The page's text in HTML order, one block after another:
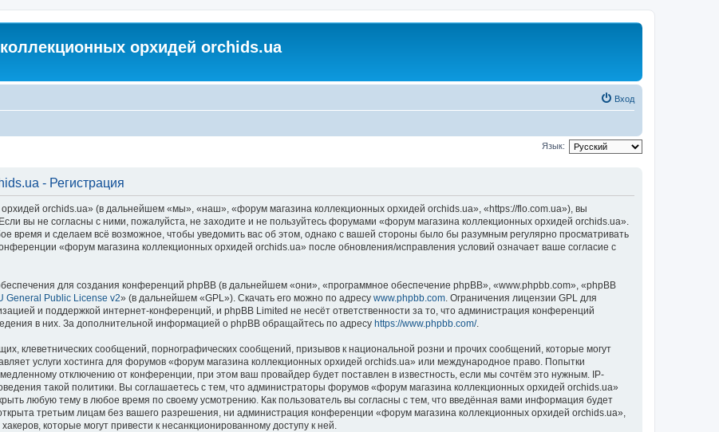
орхидей orchids.ua
Вход
Язык:
- Регистрация
orchids.ua» (в дальнейшем «мы», «наш», «форум магазина коллекционных орхидей orchids.ua», «https://flo.com.ua»), вы
вы не согласны с ними, пожалуйста, не заходите и не пользуйтесь форумами «форум магазина коллекционных орхидей orchids.ua».
время и сделаем всё возможное, чтобы уведомить вас об этом, однако с вашей стороны было бы разумным регулярно просматривать
«форум магазина коллекционных орхидей orchids.ua» после обновления/исправления условий означает ваше согласие с
для создания конференций phpBB (в дальнейшем «они», «программное обеспечение phpBB», «www.phpbb.com», «phpBB
General Public License v2» (в дальнейшем «GPL»). Скачать его можно по адресу www.phpbb.com . Ограничения лицензии GPL для
и поддержкой интернет-конференций, и phpBB Limited не несёт ответственности за то, что администрация конференций
в них. За дополнительной информацией о phpBB обращайтесь по адресу https://www.phpbb.com/.
клеветнических сообщений, порнографических сообщений, призывов к национальной розни и прочих сообщений, которые могут
услуги хостинга для форумов «форум магазина коллекционных орхидей orchids.ua» или международное право. Попытки
отключению от конференции, при этом ваш провайдер будет поставлен в известность, если мы сочтём это нужным. IP-
такой политики. Вы соглашаетесь с тем, что администраторы форумов «форум магазина коллекционных орхидей orchids.ua»
любую тему в любое время по своему усмотрению. Как пользователь вы согласны с тем, что введённая вами информация будет
третьим лицам без вашего разрешения, ни администрация конференции «форум магазина коллекционных орхидей orchids.ua»,
которые могут привести к несанкционированному доступу к ней.